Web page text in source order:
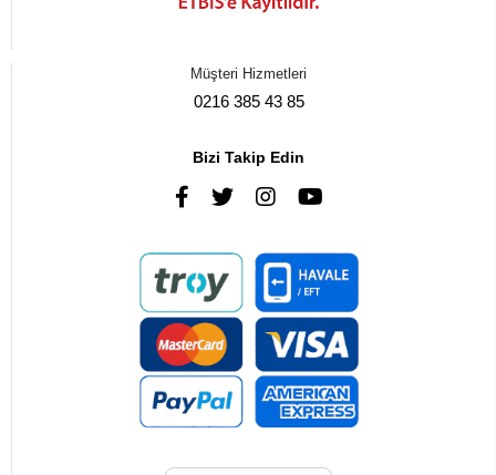
Müşteri Hizmetleri
0216 385 43 85
Bizi Takip Edin